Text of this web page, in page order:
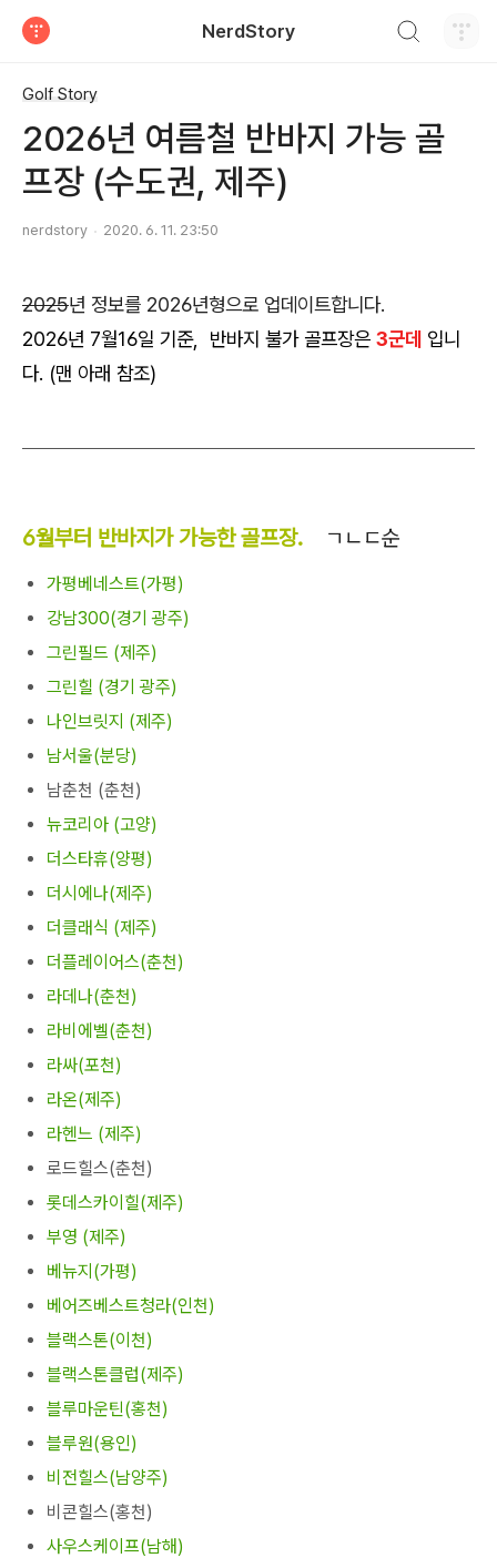
NerdStory
Golf Story
2026년 여름철 반바지 가능 골
프장 (수도권, 제주)
nerdstory 2020. 6. 11. 23:50
2025년 정보를 2026년형으로 업데이트합니다.
2026년 7월16일 기준, 반바지 불가 골프장은 3군데 입니
다. (맨 아래 참조)
6월부터 반바지가 가능한 골프장. ㄱㄴㄷ순
가평베네스트(가평)
강남300(경기 광주)
그린필드 (제주)
그린힐 (경기 광주)
나인브릿지 (제주)
남서울(분당)
남춘천 (춘천)
뉴코리아 (고양)
더스타휴(양평)
더시에나(제주)
더클래식 (제주)
더플레이어스(춘천)
라데나(춘천)
라비에벨(춘천)
라싸(포천)
라온(제주)
라헨느 (제주)
로드힐스(춘천)
롯데스카이힐(제주)
부영 (제주)
베뉴지(가평)
베어즈베스트청라(인천)
블랙스톤(이천)
블랙스톤클럽(제주)
블루마운틴(홍천)
블루원(용인)
비전힐스(남양주)
비콘힐스(홍천)
사우스케이프(남해)